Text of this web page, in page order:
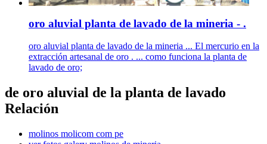
oro aluvial planta de lavado de la mineria - .
oro aluvial planta de lavado de la mineria ... El mercurio en la
extracción artesanal de oro . ... como funciona la planta de
lavado de oro;
de oro aluvial de la planta de lavado
Relación
molinos molicom com pe